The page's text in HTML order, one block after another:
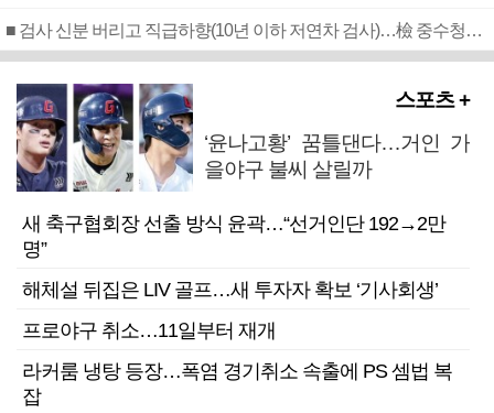
■ 검사 신분 버리고 직급하향(10년 이하 저연차 검사)…檢 중수청행 기피
스포츠 +
‘윤나고황’ 꿈틀댄다…거인 가
을야구 불씨 살릴까
새 축구협회장 선출 방식 윤곽…“선거인단 192→2만
명”
해체설 뒤집은 LIV 골프…새 투자자 확보 ‘기사회생’
프로야구 취소…11일부터 재개
라커룸 냉탕 등장…폭염 경기취소 속출에 PS 셈법 복
잡